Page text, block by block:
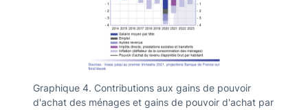
Graphique 4. Contributions aux gains de pouvoir
d'achat des ménages et gains de pouvoir d'achat par